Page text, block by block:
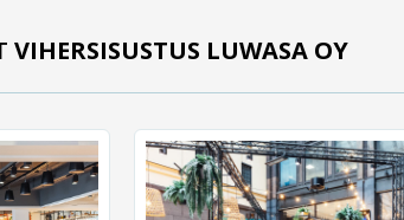
VIHERSISUSTUS LUWASA OY